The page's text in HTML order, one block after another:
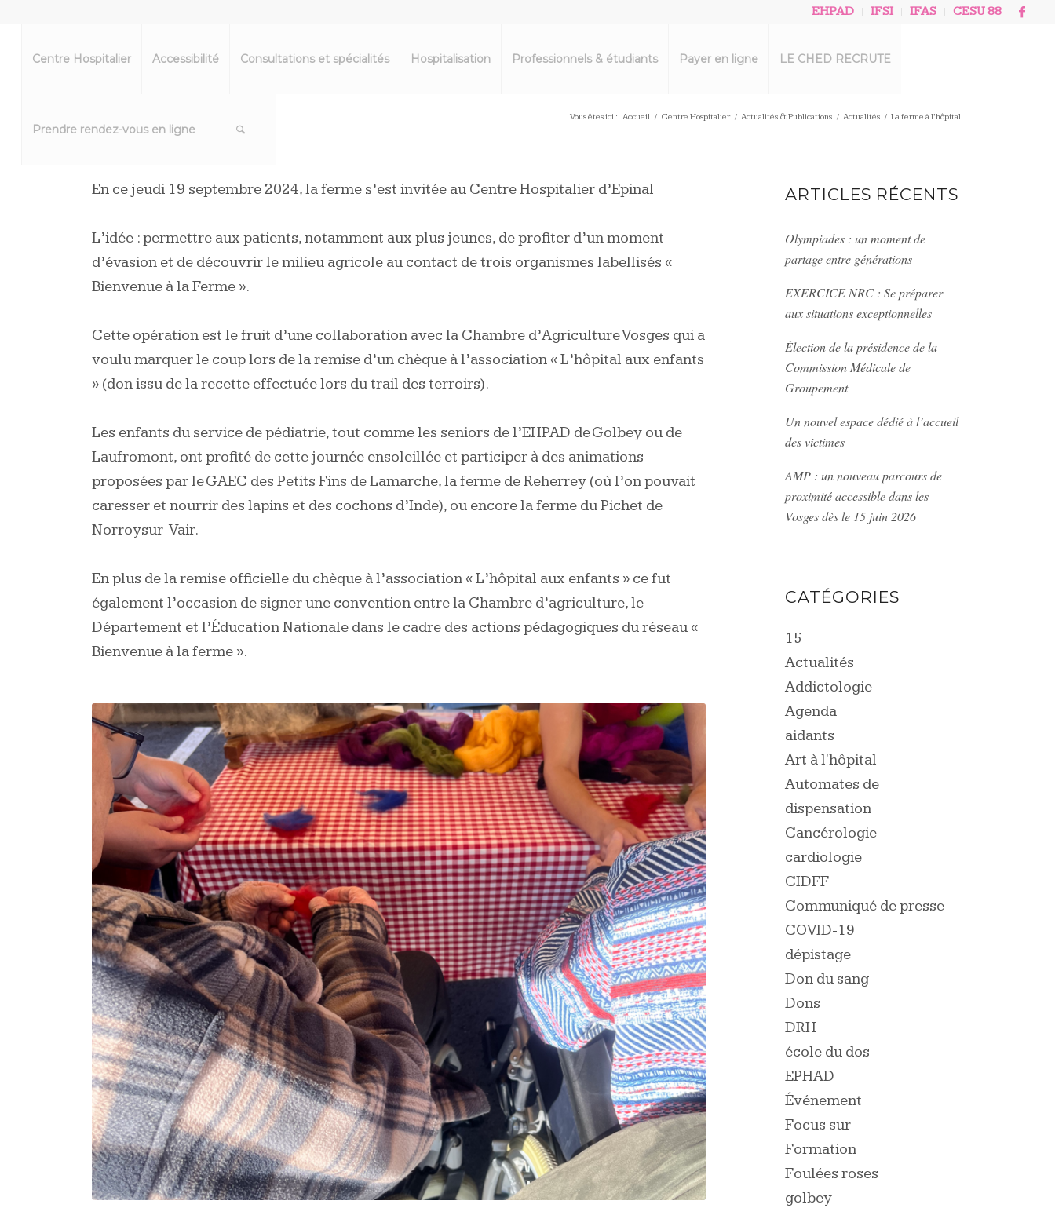
EHPAD IFSI IFAS CESU 88
Centre Hospitalier Accessibilité Consultations et spécialités Hospitalisation Professionnels & étudiants Payer en ligne LE CHED RECRUTE
Prendre rendez-vous en ligne
Vous êtes ici : Accueil / Centre Hospitalier / Actualités & Publications / Actualités / La ferme à l’hôpital
En ce jeudi 19 septembre 2024, la ferme s’est invitée au Centre Hospitalier d’Epinal
L’idée : permettre aux patients, notamment aux plus jeunes, de profiter d’un moment
d’évasion et de découvrir le milieu agricole au contact de trois organismes labellisés «
Bienvenue à la Ferme ».
Cette opération est le fruit d’une collaboration avec la Chambre d’Agriculture Vosges qui a
voulu marquer le coup lors de la remise d’un chèque à l’association « L’hôpital aux enfants
» (don issu de la recette effectuée lors du trail des terroirs).
Les enfants du service de pédiatrie, tout comme les seniors de l’EHPAD de Golbey ou de
Laufromont, ont profité de cette journée ensoleillée et participer à des animations
proposées par le GAEC des Petits Fins de Lamarche, la ferme de Reherrey (où l’on pouvait
caresser et nourrir des lapins et des cochons d’Inde), ou encore la ferme du Pichet de
Norroysur-Vair.
En plus de la remise officielle du chèque à l’association « L’hôpital aux enfants » ce fut
également l’occasion de signer une convention entre la Chambre d’agriculture, le
Département et l’Éducation Nationale dans le cadre des actions pédagogiques du réseau «
Bienvenue à la ferme ».
ARTICLES RÉCENTS
Olympiades : un moment de
partage entre générations
EXERCICE NRC : Se préparer
aux situations exceptionnelles
Élection de la présidence de la
Commission Médicale de
Groupement
Un nouvel espace dédié à l’accueil
des victimes
AMP : un nouveau parcours de
proximité accessible dans les
Vosges dès le 15 juin 2026
CATÉGORIES
15
Actualités
Addictologie
Agenda
aidants
Art à l'hôpital
Automates de
dispensation
Cancérologie
cardiologie
CIDFF
Communiqué de presse
COVID-19
dépistage
Don du sang
Dons
DRH
école du dos
EPHAD
Événement
Focus sur
Formation
Foulées roses
golbey